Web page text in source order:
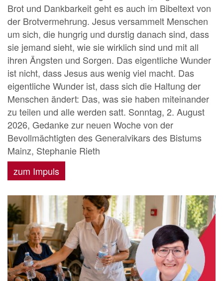
Brot und Dankbarkeit geht es auch im Bibeltext von
der Brotvermehrung. Jesus versammelt Menschen
um sich, die hungrig und durstig danach sind, dass
sie jemand sieht, wie sie wirklich sind und mit all
ihren Ängsten und Sorgen. Das eigentliche Wunder
ist nicht, dass Jesus aus wenig viel macht. Das
eigentliche Wunder ist, dass sich die Haltung der
Menschen ändert: Das, was sie haben miteinander
zu teilen und alle werden satt. Sonntag, 2. August
2026, Gedanke zur neuen Woche von der
Bevollmächtigten des Generalvikars des Bistums
Mainz, Stephanie Rieth
zum Impuls